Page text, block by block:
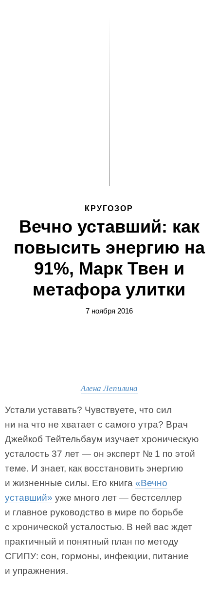
КРУГОЗОР
Вечно уставший: как
повысить энергию на
91%, Марк Твен и
метафора улитки
7 ноября 2016
Алена Лепилина
Устали уставать? Чувствуете, что сил
ни на что не хватает с самого утра? Врач
Джейкоб Тейтельбаум изучает хроническую
усталость 37 лет — он эксперт № 1 по этой
теме. И знает, как восстановить энергию
и жизненные силы. Его книга «Вечно
уставший» уже много лет — бестселлер
и главное руководство в мире по борьбе
с хронической усталостью. В ней вас ждет
практичный и понятный план по методу
СГИПУ: сон, гормоны, инфекции, питание
и упражнения.